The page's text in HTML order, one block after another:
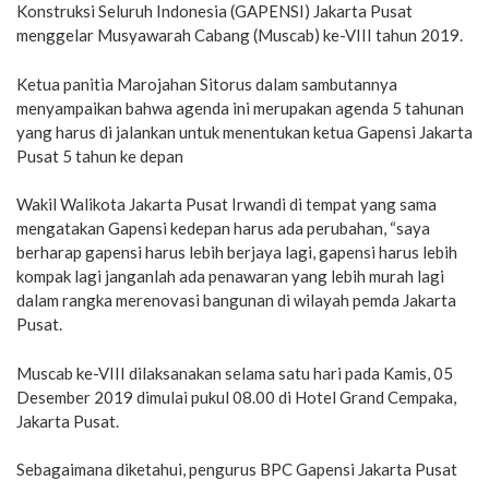
Konstruksi Seluruh Indonesia (GAPENSI) Jakarta Pusat
menggelar Musyawarah Cabang (Muscab) ke-VIII tahun 2019.
Ketua panitia Marojahan Sitorus dalam sambutannya
menyampaikan bahwa agenda ini merupakan agenda 5 tahunan
yang harus di jalankan untuk menentukan ketua Gapensi Jakarta
Pusat 5 tahun ke depan
Wakil Walikota Jakarta Pusat Irwandi di tempat yang sama
mengatakan Gapensi kedepan harus ada perubahan, “saya
berharap gapensi harus lebih berjaya lagi, gapensi harus lebih
kompak lagi janganlah ada penawaran yang lebih murah lagi
dalam rangka merenovasi bangunan di wilayah pemda Jakarta
Pusat.
Muscab ke-VIII dilaksanakan selama satu hari pada Kamis, 05
Desember 2019 dimulai pukul 08.00 di Hotel Grand Cempaka,
Jakarta Pusat.
Sebagaimana diketahui, pengurus BPC Gapensi Jakarta Pusat